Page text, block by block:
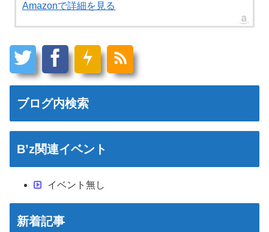
Amazonで詳細を見る
ブログ内検索
B’z関連イベント
イベント無し
新着記事